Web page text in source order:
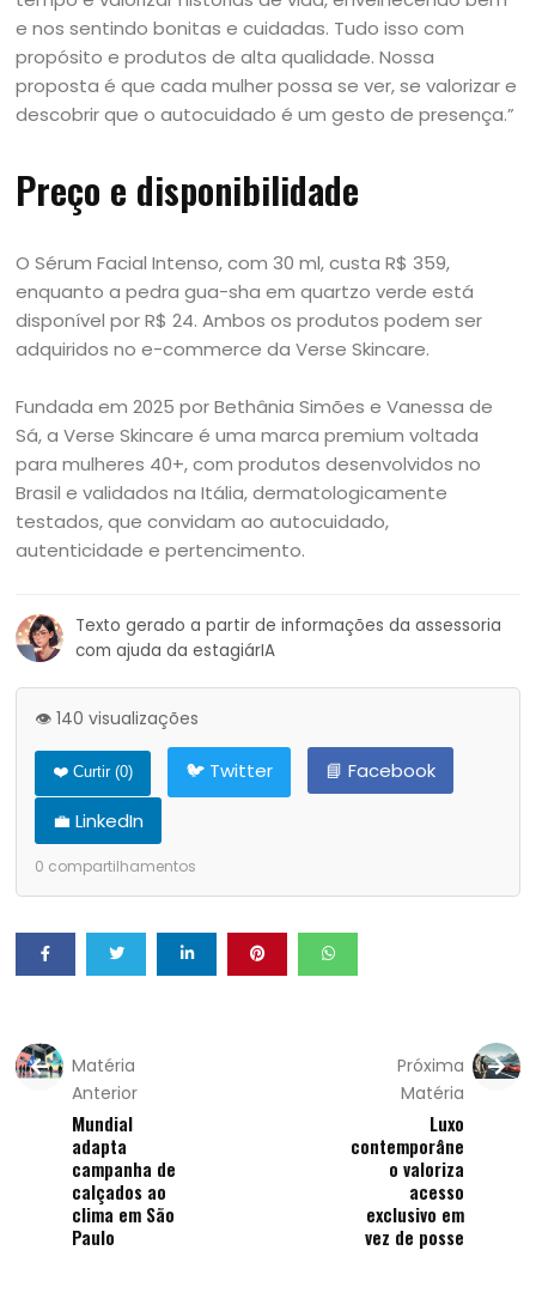
e nos sentindo bonitas e cuidadas. Tudo isso com
propósito e produtos de alta qualidade. Nossa
proposta é que cada mulher possa se ver, se valorizar e
descobrir que o autocuidado é um gesto de presença.”
Preço e disponibilidade
O Sérum Facial Intenso, com 30 ml, custa R$ 359,
enquanto a pedra gua-sha em quartzo verde está
disponível por R$ 24. Ambos os produtos podem ser
adquiridos no e-commerce da Verse Skincare.
Fundada em 2025 por Bethânia Simões e Vanessa de
Sá, a Verse Skincare é uma marca premium voltada
para mulheres 40+, com produtos desenvolvidos no
Brasil e validados na Itália, dermatologicamente
testados, que convidam ao autocuidado,
autenticidade e pertencimento.
Texto gerado a partir de informações da assessoria
com ajuda da estagiárIA
👁️ 140 visualizações
❤️ Curtir (0) 🐦 Twitter
📘 Facebook
💼 LinkedIn
0 compartilhamentos
Matéria
Anterior
Mundial
adapta
campanha de
calçados ao
clima em São
Paulo
Próxima
Matéria
Luxo
contemporâne
o valoriza
acesso
exclusivo em
vez de posse